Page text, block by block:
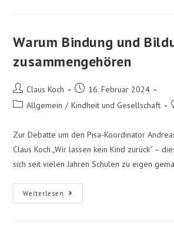
Warum Bindung und
zusammengehören
Claus Koch
16. Februar 2024
Allgemein / Kindheit und Gesellschaft
Zur Debatte um den Pisa-Koordinator
Claus Koch „Wir lassen kein Kind zurück“ –
sich seit vielen Jahren Schulen zu eigen
Weiterlesen